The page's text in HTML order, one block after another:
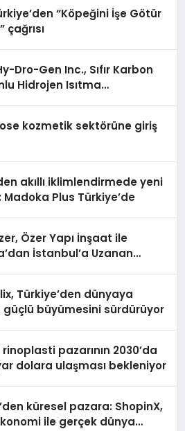
“Köpeğini İşe Götür
çağrısı
Dro-Gen Inc., Sıfır Karbon
Hidrojen Isıtma
kozmetik sektörüne giriş
akıllı iklimlendirmede yeni
Plus Türkiye’de
Özer Yapı İnşaat ile
İstanbul’a Uzanan
Türkiye’den dünyaya
güçlü büyümesini sürdürüyor
pazarının 2030’da
dolara ulaşması bekleniyor
küresel pazara: ShopinX,
ile gerçek dünya